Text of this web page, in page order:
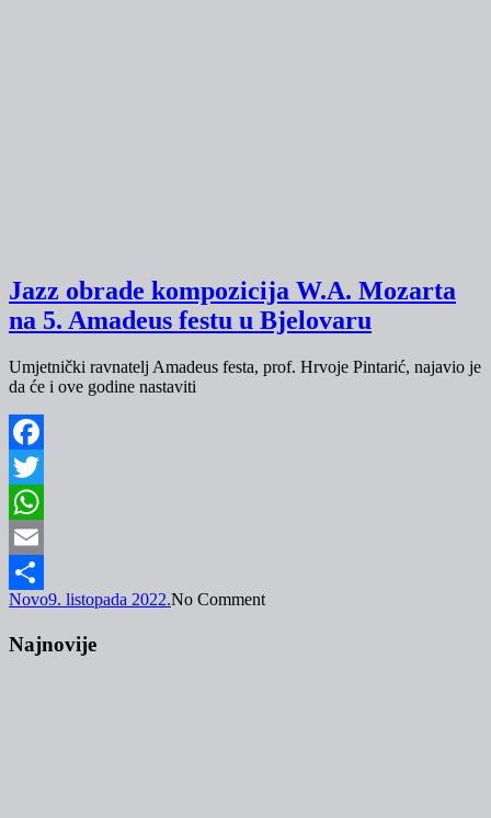
Jazz obrade kompozicija W.A. Mozarta
na 5. Amadeus festu u Bjelovaru
Umjetnički ravnatelj Amadeus festa, prof. Hrvoje Pintarić, najavio je
da će i ove godine nastaviti
Facebook
Twitter
WhatsApp
Email
Share
Novo9. listopada 2022.No Comment
Najnovije